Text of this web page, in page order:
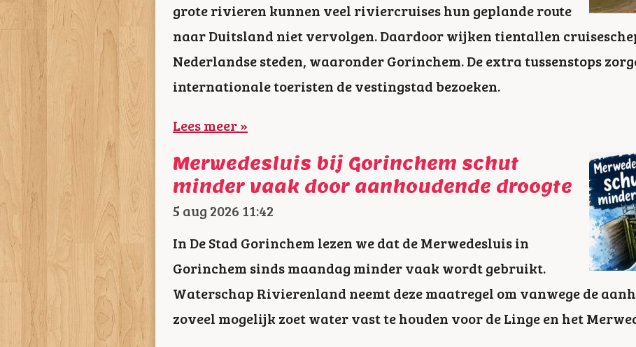
grote rivieren kunnen veel riviercruises hun geplande route
naar Duitsland niet vervolgen. Daardoor wijken tientallen
Nederlandse steden, waaronder Gorinchem. De extra tussenstops
internationale toeristen de vestingstad bezoeken.
Lees meer »
Merwedesluis bij Gorinchem schut
minder vaak door aanhoudende droogte
5 aug 2026 11:42
In De Stad Gorinchem lezen we dat de Merwedesluis in
Gorinchem sinds maandag minder vaak wordt gebruikt.
Waterschap Rivierenland neemt deze maatregel om vanwege de
zoveel mogelijk zoet water vast te houden voor de Linge en het